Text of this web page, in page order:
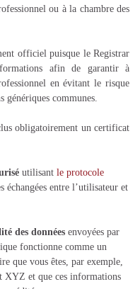
ou à la chambre des
officiel puisque le Registrar
afin de garantir à
en évitant le risque
génériques communes.
obligatoirement un certificat
utilisant le protocole
échangées entre l’utilisateur et
des données envoyées par
fonctionne comme un
que vous êtes, par exemple,
XYZ et que ces informations